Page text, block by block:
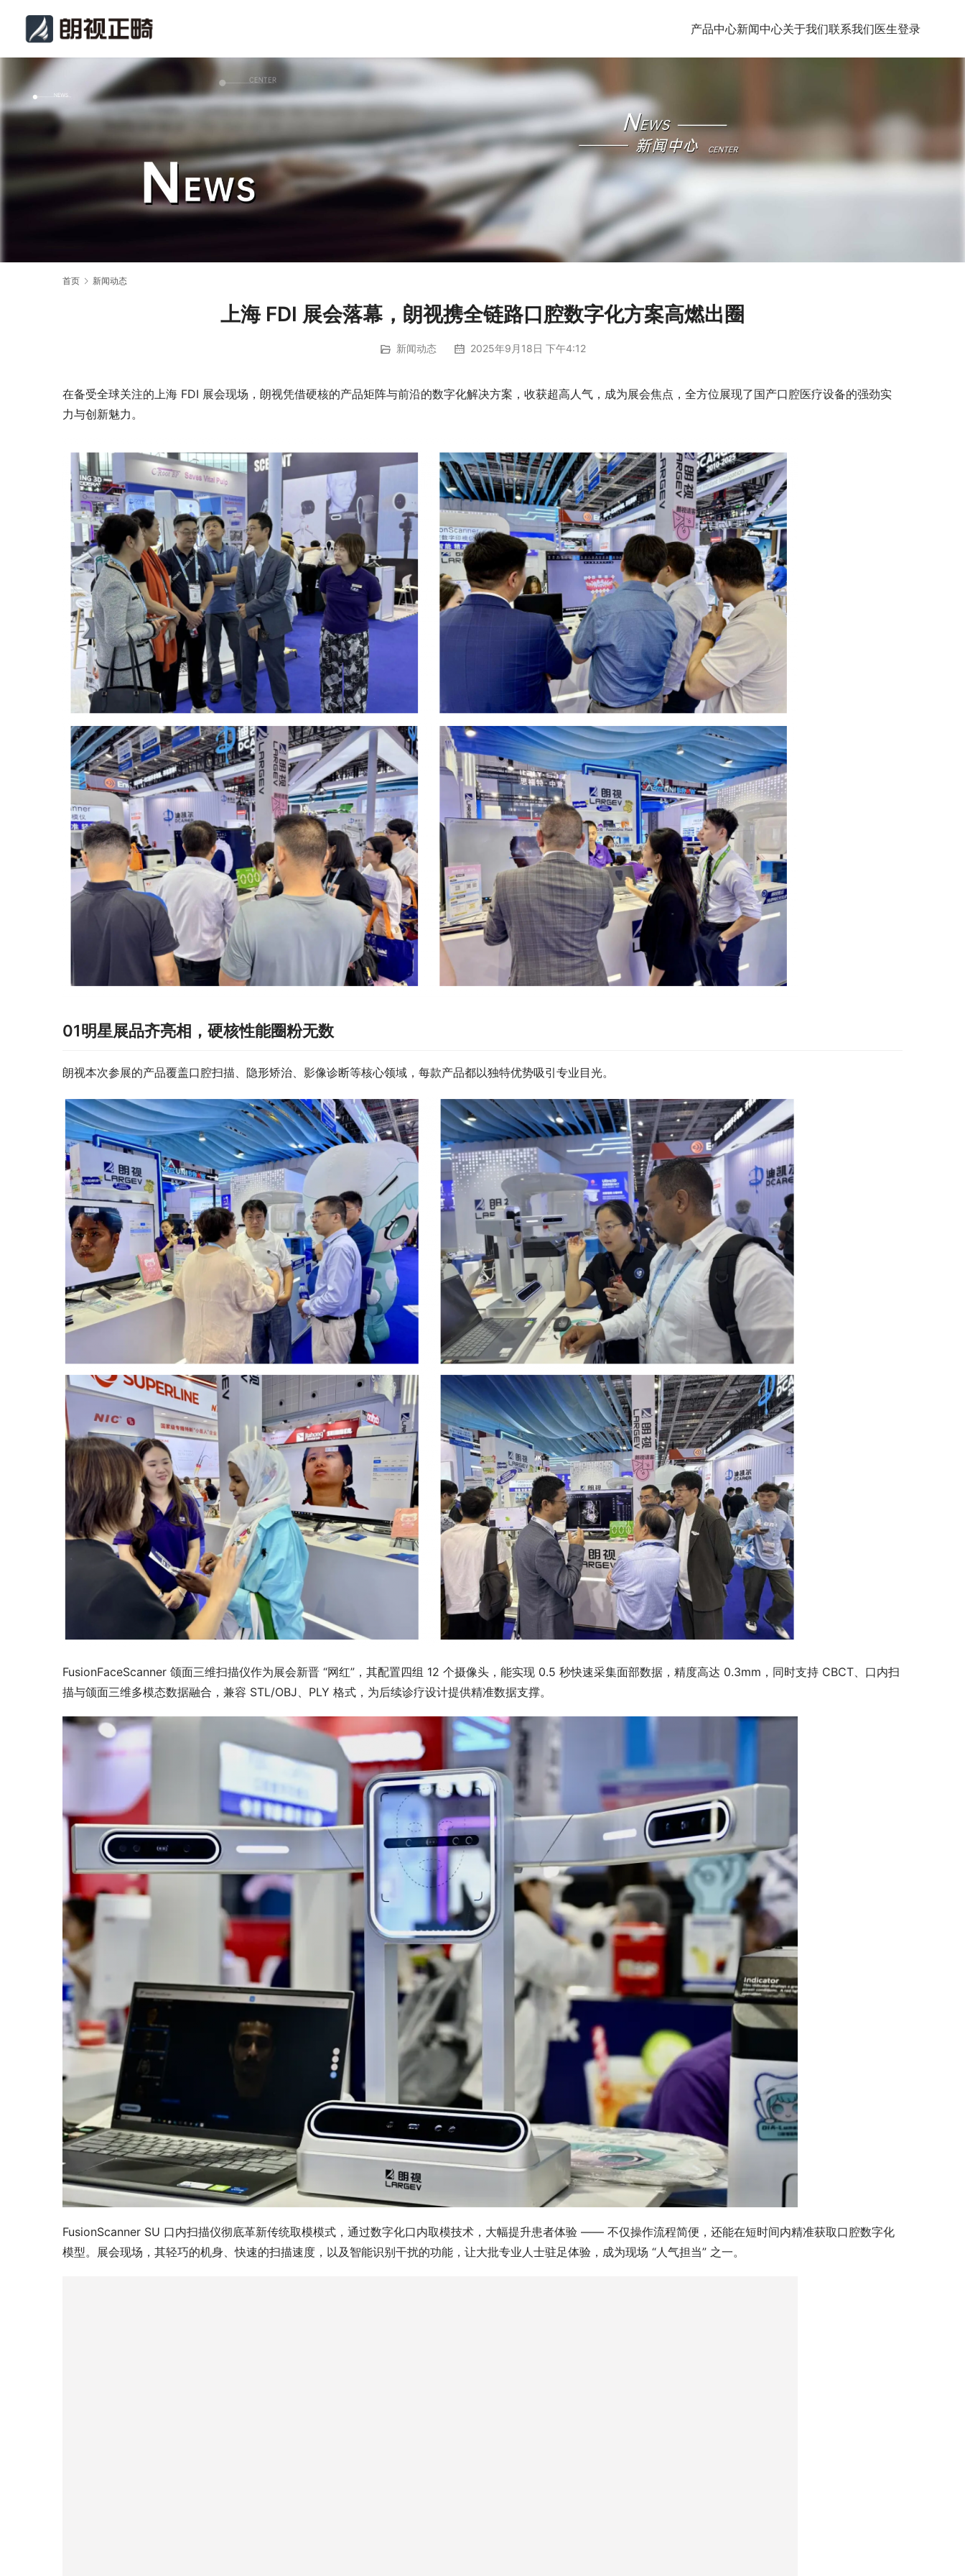
产品中心新闻中心关于我们联系我们医生登录
首页 新闻动态
上海 FDI 展会落幕，朗视携全链路口腔数字化方案高燃出圈
新闻动态 2025年9月18日 下午4:12
在备受全球关注的上海 FDI 展会现场，朗视凭借硬核的产品矩阵与前沿的数字化解决方案，收获超高人气，成为展会焦点，全方位展现了国产口腔医疗设备的强劲实
力与创新魅力。
01明星展品齐亮相，硬核性能圈粉无数
朗视本次参展的产品覆盖口腔扫描、隐形矫治、影像诊断等核心领域，每款产品都以独特优势吸引专业目光。
FusionFaceScanner 颌面三维扫描仪作为展会新晋 “网红”，其配置四组 12 个摄像头，能实现 0.5 秒快速采集面部数据，精度高达 0.3mm，同时支持 CBCT、口内扫
描与颌面三维多模态数据融合，兼容 STL/OBJ、PLY 格式，为后续诊疗设计提供精准数据支撑。
FusionScanner SU 口内扫描仪彻底革新传统取模模式，通过数字化口内取模技术，大幅提升患者体验 —— 不仅操作流程简便，还能在短时间内精准获取口腔数字化
模型。展会现场，其轻巧的机身、快速的扫描速度，以及智能识别干扰的功能，让大批专业人士驻足体验，成为现场 “人气担当” 之一。